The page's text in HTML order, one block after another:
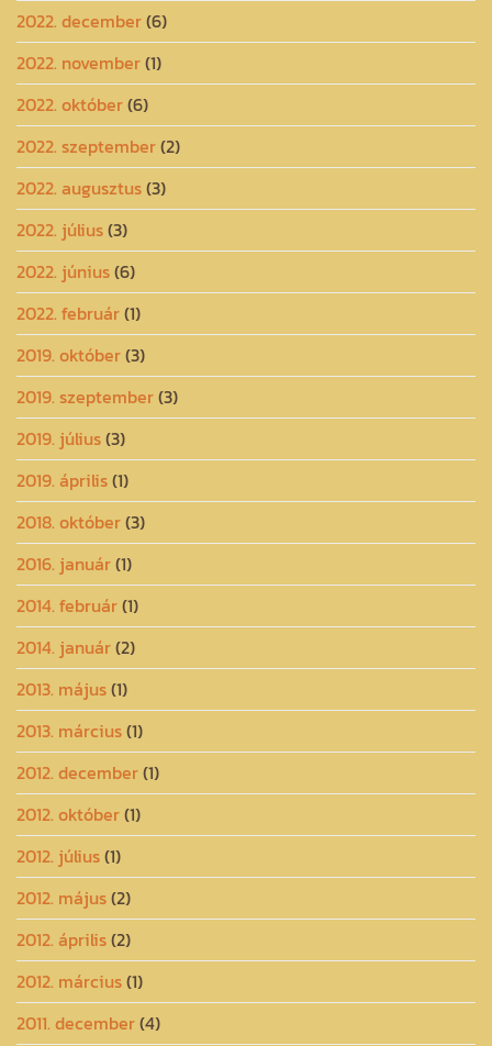
2022. december(6)
2022. november(1)
2022. október(6)
2022. szeptember(2)
2022. augusztus(3)
2022. július(3)
2022. június(6)
2022. február(1)
2019. október(3)
2019. szeptember(3)
2019. július(3)
2019. április(1)
2018. október(3)
2016. január(1)
2014. február(1)
2014. január(2)
2013. május(1)
2013. március(1)
2012. december(1)
2012. október(1)
2012. július(1)
2012. május(2)
2012. április(2)
2012. március(1)
2011. december(4)